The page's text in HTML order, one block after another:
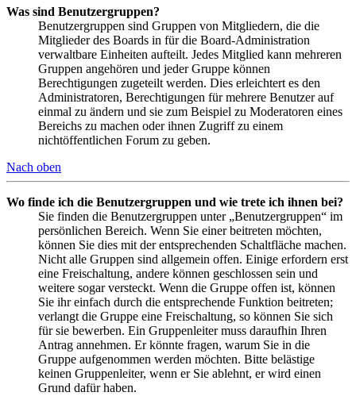
Was sind Benutzergruppen?
Benutzergruppen sind Gruppen von Mitgliedern, die die
Mitglieder des Boards in für die Board-Administration
verwaltbare Einheiten aufteilt. Jedes Mitglied kann mehreren
Gruppen angehören und jeder Gruppe können
Berechtigungen zugeteilt werden. Dies erleichtert es den
Administratoren, Berechtigungen für mehrere Benutzer auf
einmal zu ändern und sie zum Beispiel zu Moderatoren eines
Bereichs zu machen oder ihnen Zugriff zu einem
nichtöffentlichen Forum zu geben.
Nach oben
Wo finde ich die Benutzergruppen und wie trete ich ihnen bei?
Sie finden die Benutzergruppen unter „Benutzergruppen“ im
persönlichen Bereich. Wenn Sie einer beitreten möchten,
können Sie dies mit der entsprechenden Schaltfläche machen.
Nicht alle Gruppen sind allgemein offen. Einige erfordern erst
eine Freischaltung, andere können geschlossen sein und
weitere sogar versteckt. Wenn die Gruppe offen ist, können
Sie ihr einfach durch die entsprechende Funktion beitreten;
verlangt die Gruppe eine Freischaltung, so können Sie sich
für sie bewerben. Ein Gruppenleiter muss daraufhin Ihren
Antrag annehmen. Er könnte fragen, warum Sie in die
Gruppe aufgenommen werden möchten. Bitte belästige
keinen Gruppenleiter, wenn er Sie ablehnt, er wird einen
Grund dafür haben.